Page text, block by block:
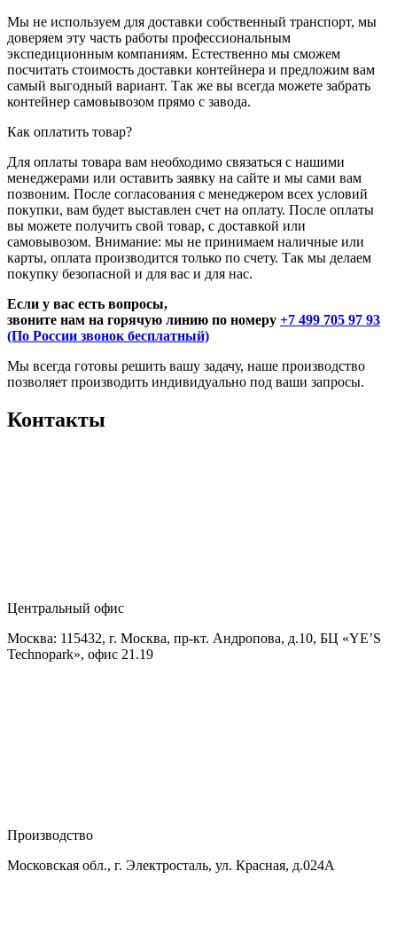
Мы не используем для доставки собственный транспорт, мы
доверяем эту часть работы профессиональным
экспедиционным компаниям. Естественно мы сможем
посчитать стоимость доставки контейнера и предложим вам
самый выгодный вариант. Так же вы всегда можете забрать
контейнер самовывозом прямо с завода.
Как оплатить товар?
Для оплаты товара вам необходимо связаться с нашими
менеджерами или оставить заявку на сайте и мы сами вам
позвоним. После согласования с менеджером всех условий
покупки, вам будет выставлен счет на оплату. После оплаты
вы можете получить свой товар, с доставкой или
самовывозом. Внимание: мы не принимаем наличные или
карты, оплата производится только по счету. Так мы делаем
покупку безопасной и для вас и для нас.
Если у вас есть вопросы,
звоните нам на горячую линию по номеру +7 499 705 97 93
(По России звонок бесплатный)
Мы всегда готовы решить вашу задачу, наше производство
позволяет производить индивидуально под ваши запросы.
Контакты
Центральный офис
Москва: 115432, г. Москва, пр-кт. Андропова, д.10, БЦ «YE’S
Technopark», офис 21.19
Производство
Московская обл., г. Электросталь, ул. Красная, д.024А